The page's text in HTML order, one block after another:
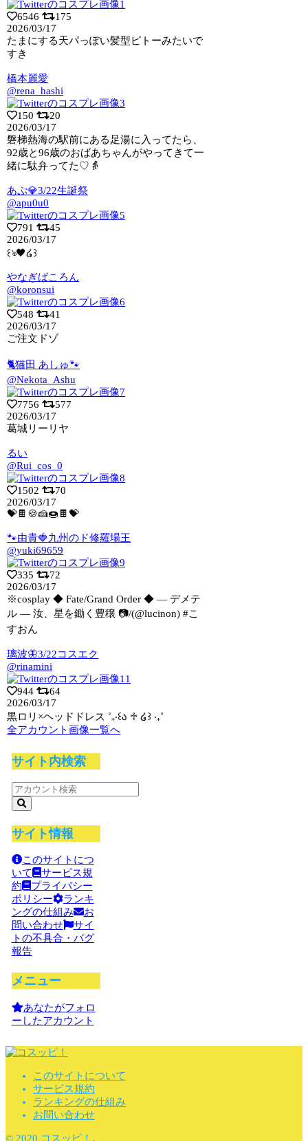
6546
175
2026/03/17
たまにする天パっぽい髪型ピトーみたいで
すき
橋本麗愛
@rena_hashi
150
20
2026/03/17
磐梯熱海の駅前にある足湯に入ってたら、
92歳と96歳のおばあちゃんがやってきて一
緒に駄弁ってた♡👵
あぷ💎3/22生誕祭
@apu0u0
791
45
2026/03/17
꒰ঌ🖤໒꒱
やなぎばころん
@koronsui
548
41
2026/03/17
ご注文ドゾ
🐈猫田 あしゅ🐾
@Nekota_Ashu
7756
577
2026/03/17
葛城リーリヤ
るい
@Rui_cos_0
1502
70
2026/03/17
💝🍫🍪🍰🍩🍫💝
🐾由貴🍓九州のド修羅場王
@yuki69659
335
72
2026/03/17
※cosplay ◆ Fate/Grand Order ◆ ― デメテ
ル ―汝、星を鋤く豊穣 📷/(@lucinon) #こ
すおん
璃波🦋3/22コスエク
@rinamini
944
64
2026/03/17
黒ロリ×ヘッドドレス ˚₊‧꒰ა ♱ ໒꒱ ‧₊˚
全アカウント画像一覧へ
サイト内検索
サイト情報
このサイトにつ
いて
サービス規
約
プライバシー
ポリシー
ランキ
ングの仕組み
お
問い合わせ
サイ
トの不具合・バグ
報告
メニュー
あなたがフォロ
ーしたアカウント
このサイトについて
サービス規約
ランキングの仕組み
お問い合わせ
© 2020 コスッピ！.